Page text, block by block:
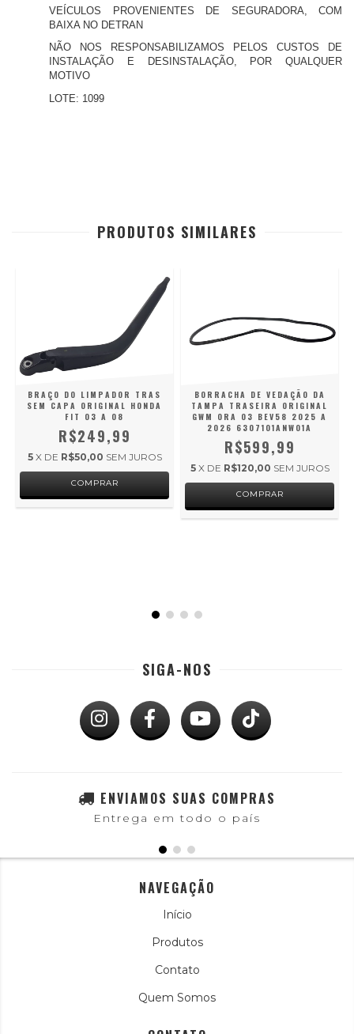
VEÍCULOS PROVENIENTES DE SEGURADORA, COM
BAIXA NO DETRAN
NÃO NOS RESPONSABILIZAMOS PELOS CUSTOS DE
INSTALAÇÃO E DESINSTALAÇÃO, POR QUALQUER
MOTIVO
LOTE: 1099
PRODUTOS SIMILARES
BRAÇO DO LIMPADOR TRAS
SEM CAPA ORIGINAL HONDA
FIT 03 A 08
R$249,99
5 X DE R$50,00 SEM JUROS
BORRACHA DE VEDAÇÃO DA
TAMPA TRASEIRA ORIGINAL
GWM ORA 03 BEV58 2025 A
2026 6307101ANW01A
R$599,99
5 X DE R$120,00 SEM JUROS
SIGA-NOS
ENVIAMOS SUAS COMPRAS
Entrega em todo o país
NAVEGAÇÃO
Início
Produtos
Contato
Quem Somos